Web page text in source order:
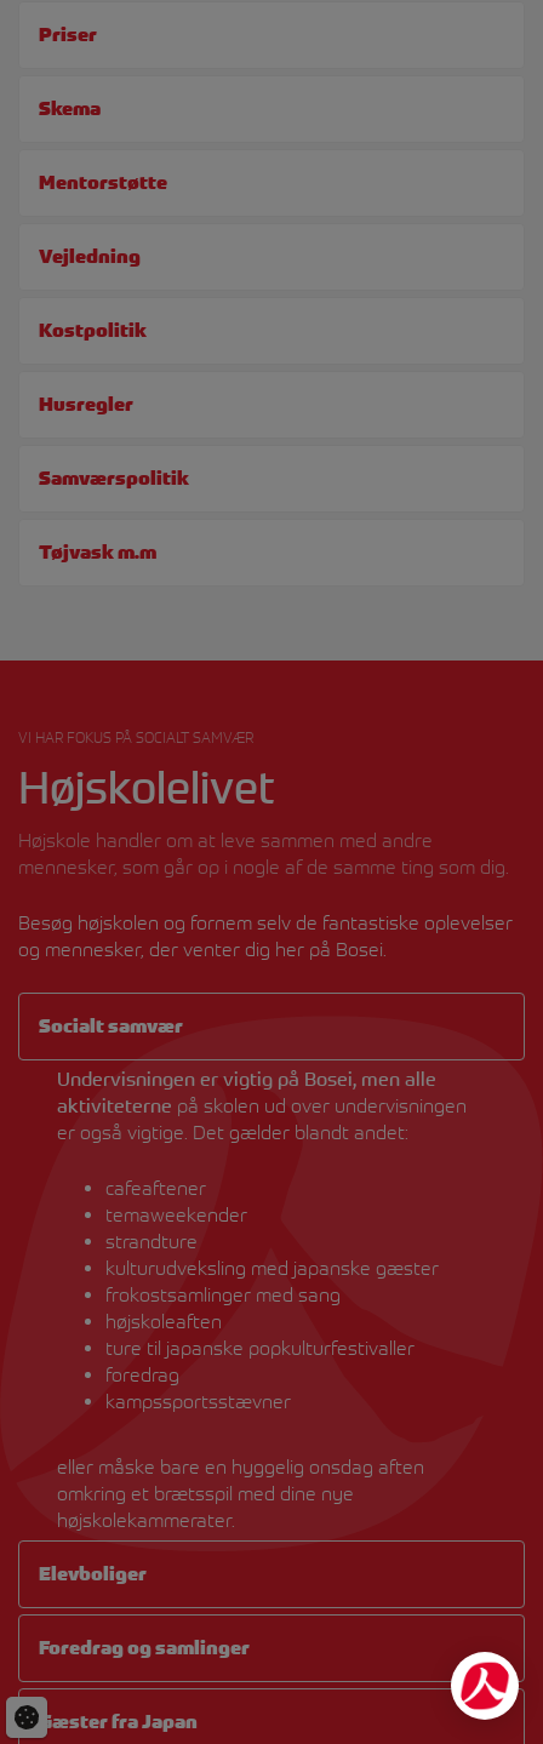
Priser
Skema
Mentorstøtte
Vejledning
Kostpolitik
Husregler
Samværspolitik
Tøjvask m.m
VI HAR FOKUS PÅ SOCIALT SAMVÆR
Højskolelivet
Højskole handler om at leve sammen med andre
mennesker, som går op i nogle af de samme ting som dig.
Besøg højskolen og fornem selv de fantastiske oplevelser
og mennesker, der venter dig her på Bosei.
Socialt samvær
Undervisningen er vigtig på Bosei, men alle
aktiviteterne på skolen ud over undervisningen
er også vigtige. Det gælder blandt andet:
cafeaftener
temaweekender
strandture
kulturudveksling med japanske gæster
frokostsamlinger med sang
højskoleaften
ture til japanske popkulturfestivaller
foredrag
kampssportsstævner
eller måske bare en hyggelig onsdag aften
omkring et brætsspil med dine nye
højskolekammerater.
Elevboliger
Foredrag og samlinger
Gæster fra Japan